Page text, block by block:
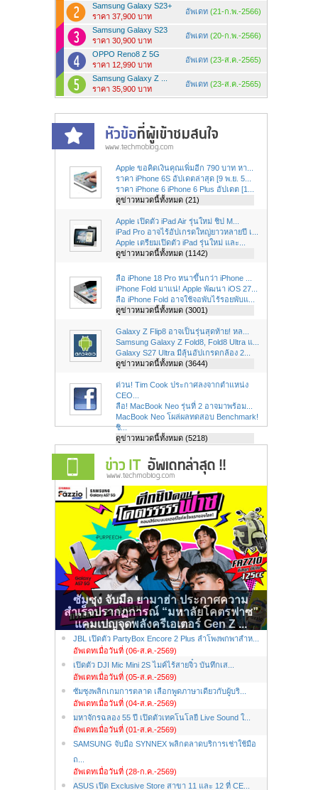
Samsung Galaxy S23+
ราคา 37,900 บาท
อัพเดท (21-ก.พ.-2566)
Samsung Galaxy S23
ราคา 30,900 บาท
อัพเดท (20-ก.พ.-2566)
OPPO Reno8 Z 5G
ราคา 12,990 บาท
อัพเดท (23-ส.ค.-2565)
Samsung Galaxy Z ...
ราคา 35,900 บาท
อัพเดท (23-ส.ค.-2565)
Apple ขอคิดเงินคุณเพิ่มอีก 790 บาท หา...
ราคา iPhone 6S อัปเดตล่าสุด [9 พ.ย. 5...
ราคา iPhone 6 iPhone 6 Plus อัปเดต [1...
ดูข่าวหมวดนี้ทั้งหมด (21)
Apple เปิดตัว iPad Air รุ่นใหม่ ชิป M...
iPad Pro อาจไร้อัปเกรดใหญ่ยาวหลายปี เ...
Apple เตรียมเปิดตัว iPad รุ่นใหม่ และ...
ดูข่าวหมวดนี้ทั้งหมด (1142)
ลือ iPhone 18 Pro หนาขึ้นกว่า iPhone ...
iPhone Fold มาแน่! Apple พัฒนา iOS 27...
ลือ iPhone Fold อาจใช้จอพับไร้รอยพับแ...
ดูข่าวหมวดนี้ทั้งหมด (3001)
Galaxy Z Flip8 อาจเป็นรุ่นสุดท้าย! หล...
Samsung Galaxy Z Fold8, Fold8 Ultra แ...
Galaxy S27 Ultra มีลุ้นอัปเกรดกล้อง 2...
ดูข่าวหมวดนี้ทั้งหมด (3644)
ด่วน! Tim Cook ประกาศลงจากตำแหน่ง
CEO...
ลือ! MacBook Neo รุ่นที่ 2 อาจมาพร้อม...
MacBook Neo โผล่ผลทดสอบ Benchmark!
ชิ...
ดูข่าวหมวดนี้ทั้งหมด (5218)
ซัมซุง จับมือ ยามาฮ่า ประกาศความ
สำเร็จปรากฏการณ์ “มหาลัยโคตรฟาซ”
แคมเปญจุดพลังครีเอเตอร์ Gen Z ...
JBL เปิดตัว PartyBox Encore 2 Plus ลำโพงพกพาสำห...
อัพเดทเมื่อวันที่ (06-ส.ค.-2569)
เปิดตัว DJI Mic Mini 2S ไมค์ไร้สายจิ๋ว บันทึกเส...
อัพเดทเมื่อวันที่ (05-ส.ค.-2569)
ซัมซุงพลิกเกมการตลาด เลือกพูดภาษาเดียวกับผู้บริ...
อัพเดทเมื่อวันที่ (04-ส.ค.-2569)
มหาจักรฉลอง 55 ปี เปิดตัวเทคโนโลยี Live Sound ใ...
อัพเดทเมื่อวันที่ (01-ส.ค.-2569)
SAMSUNG จับมือ SYNNEX พลิกตลาดบริการเช่าใช้มือ
ถ...
อัพเดทเมื่อวันที่ (28-ก.ค.-2569)
ASUS เปิด Exclusive Store สาขา 11 และ 12 ที่ CE...